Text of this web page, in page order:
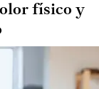
físico y